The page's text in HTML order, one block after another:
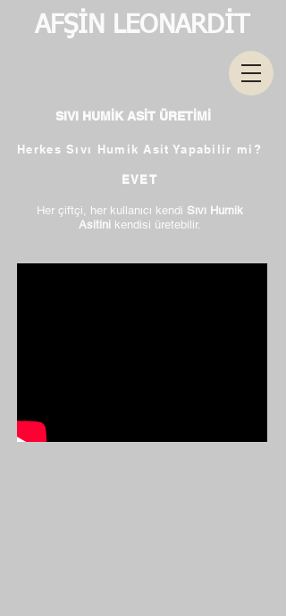
AFŞİN LEONARDİT
SIVI HUMİK ASİT ÜRETİMİ
Herkes Sıvı Humik Asit Yapabilir mi?
EVET
Her çiftçi, her kullanıcı kendi Sıvı Humik
Asitini kendisi üretebilir.